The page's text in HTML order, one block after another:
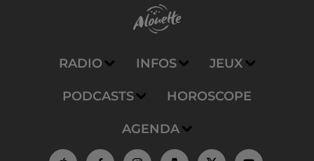
RADIO INFOS JEUX
PODCASTS HOROSCOPE
AGENDA